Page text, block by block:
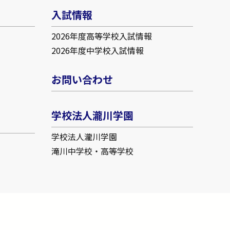
入試情報
2026年度高等学校入試情報
2026年度中学校入試情報
お問い合わせ
学校法人瀧川学園
学校法人瀧川学園
滝川中学校・高等学校